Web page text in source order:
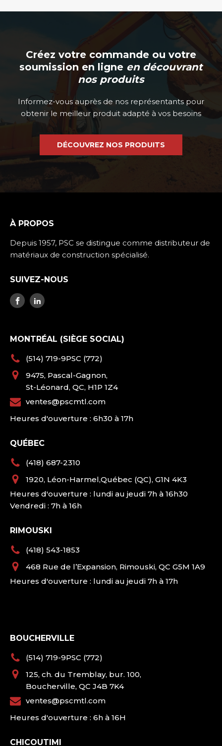
Créez votre commande ou votre
soumission en ligne en découvrant
nos produits
Informez-vous auprès de nos représentants pour
obtenir le meilleur produit adapté à vos besoins
DÉCOUVREZ NOS PRODUITS
À PROPOS
Depuis 1957, PSC se distingue comme distributeur de
matériaux de construction spécialisé.
SUIVEZ-NOUS
MONTRÉAL (SIÈGE SOCIAL)
(514) 719-9PSC (772)
9475, Pascal-Gagnon,
St-Léonard, QC, H1P 1Z4
ventes@pscmtl.com
Heures d'ouverture : 6h30 à 17h
QUÉBEC
(418) 687-2310
1920, Léon-Harmel,Québec (QC), G1N 4K3
Heures d'ouverture : lundi au jeudi 7h à 16h30
Vendredi : 7h à 16h
RIMOUSKI
(418) 543-1853
468 Rue de l’Expansion, Rimouski, QC G5M 1A9
Heures d'ouverture : lundi au jeudi 7h à 17h
BOUCHERVILLE
(514) 719-9PSC (772)
125, ch. du Tremblay, bur. 100,
Boucherville, QC J4B 7K4
ventes@pscmtl.com
Heures d'ouverture : 6h à 16H
CHICOUTIMI